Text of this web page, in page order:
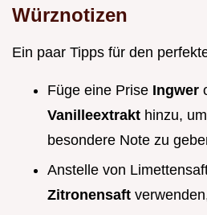
Würznotizen
Ein paar Tipps für den
Füge eine Prise Ingwer
Vanilleextrakt hinzu,
besondere Note zu
Anstelle von
Zitronensaft